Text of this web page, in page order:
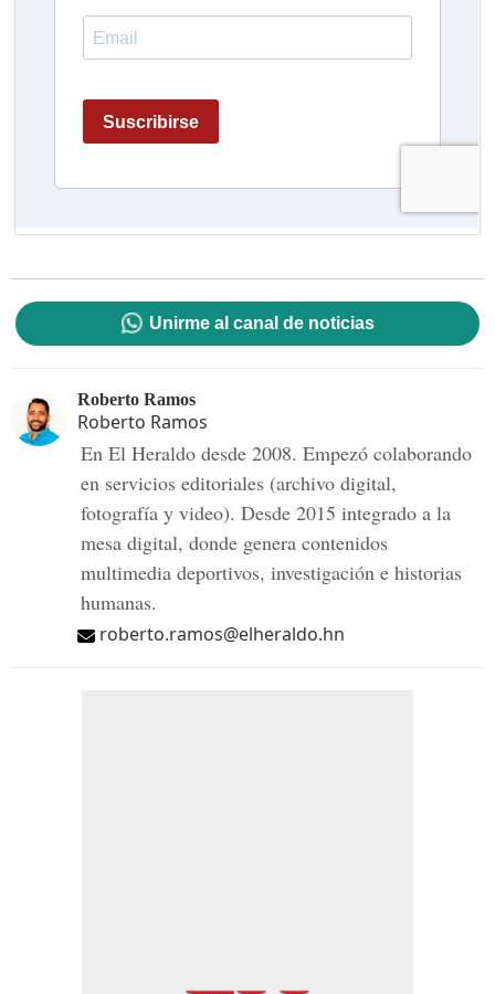
Unirme al canal de noticias
Roberto Ramos
Roberto Ramos
En El Heraldo desde 2008. Empezó colaborando
en servicios editoriales (archivo digital,
fotografía y video). Desde 2015 integrado a la
mesa digital, donde genera contenidos
multimedia deportivos, investigación e historias
humanas.
roberto.ramos@elheraldo.hn